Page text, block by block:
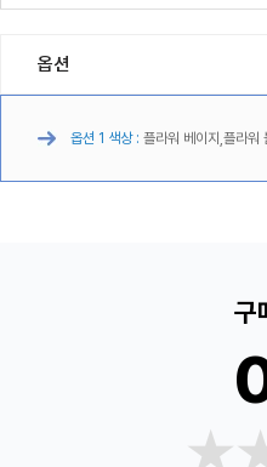
옵션
옵션 1 색상 : 플라워 베이지,플라워
구